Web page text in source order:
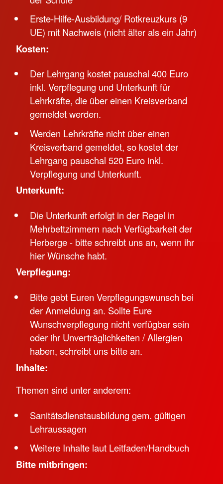
Erste-Hilfe-Ausbildung/ Rotkreuzkurs (9
UE) mit Nachweis (nicht älter als ein Jahr)
Kosten:
Der Lehrgang kostet pauschal 400 Euro
inkl. Verpflegung und Unterkunft für
Lehrkräfte, die über einen Kreisverband
gemeldet werden.
Werden Lehrkräfte nicht über einen
Kreisverband gemeldet, so kostet der
Lehrgang pauschal 520 Euro inkl.
Verpflegung und Unterkunft.
Unterkunft:
Die Unterkunft erfolgt in der Regel in
Mehrbettzimmern nach Verfügbarkeit der
Herberge - bitte schreibt uns an, wenn ihr
hier Wünsche habt.
Verpflegung:
Bitte gebt Euren Verpflegungswunsch bei
der Anmeldung an. Sollte Eure
Wunschverpflegung nicht verfügbar sein
oder ihr Unverträglichkeiten / Allergien
haben, schreibt uns bitte an.
Inhalte:
Themen sind unter anderem:
Sanitätsdienstausbildung gem. gültigen
Lehraussagen
Weitere Inhalte laut Leitfaden/Handbuch
Bitte mitbringen: